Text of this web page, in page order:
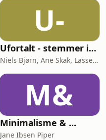
U-
Ufortalt - stemmer indefra
Niels Bjørn, Ane Skak, Lasse Soll Sunde
M&
Minimalisme & ...
Jane Ibsen Piper